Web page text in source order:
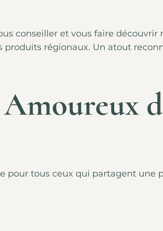
conseiller et vous faire découvrir
régionaux. Un atout
pour tous ceux qui partagent une